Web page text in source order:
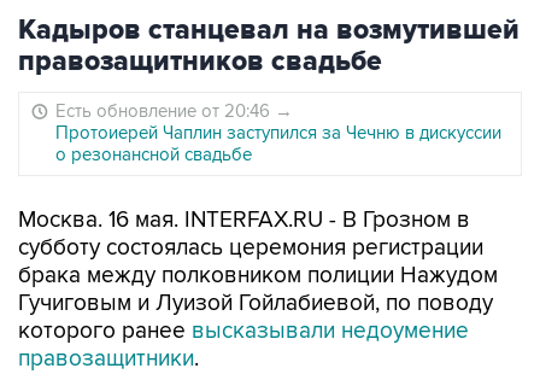
Кадыров станцевал на возмутившей
правозащитников свадьбе
Есть обновление от 20:46 →
Протоиерей Чаплин заступился за Чечню в дискуссии
о резонансной свадьбе
Москва. 16 мая. INTERFAX.RU - В Грозном в
субботу состоялась церемония регистрации
брака между полковником полиции Нажудом
Гучиговым и Луизой Гойлабиевой, по поводу
которого ранее высказывали недоумение
правозащитники.